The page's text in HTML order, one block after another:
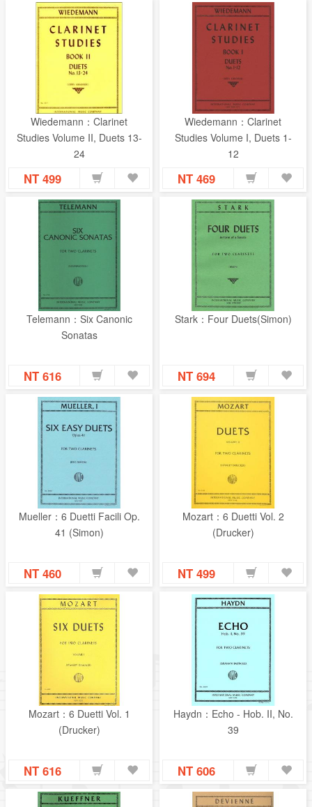
Wiedemann：Clarinet
Studies Volume II, Duets 13-
24
NT 499
Wiedemann：Clarinet
Studies Volume I, Duets 1-
12
NT 469
Telemann：Six Canonic
Sonatas
NT 616
Stark：Four Duets(Simon)
NT 694
Mueller：6 Duetti Facili Op.
41 (Simon)
NT 460
Mozart：6 Duetti Vol. 2
(Drucker)
NT 499
Mozart：6 Duetti Vol. 1
(Drucker)
NT 616
Haydn：Echo - Hob. II, No.
39
NT 606